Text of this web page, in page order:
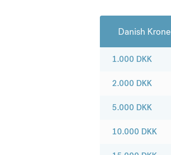
Danish Krone
1.000 DKK
2.000 DKK
5.000 DKK
10.000 DKK